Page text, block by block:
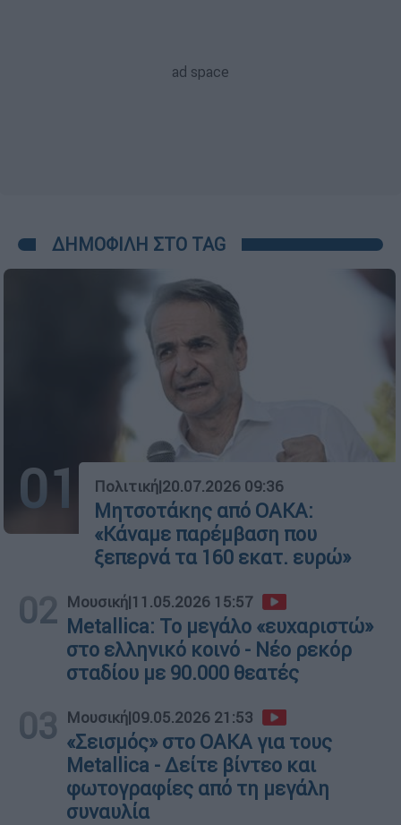
ΔΗΜΟΦΙΛΗ ΣΤΟ TAG
01 Πολιτική|20.07.2026 09:36
Μητσοτάκης από ΟΑΚΑ:
«Κάναμε παρέμβαση που
ξεπερνά τα 160 εκατ. ευρώ»
02 Μουσική|11.05.2026 15:57
Metallica: Το μεγάλο «ευχαριστώ»
στο ελληνικό κοινό - Νέο ρεκόρ
σταδίου με 90.000 θεατές
03 Μουσική|09.05.2026 21:53
«Σεισμός» στο ΟΑΚΑ για τους
Metallica - Δείτε βίντεο και
φωτογραφίες από τη μεγάλη
συναυλία